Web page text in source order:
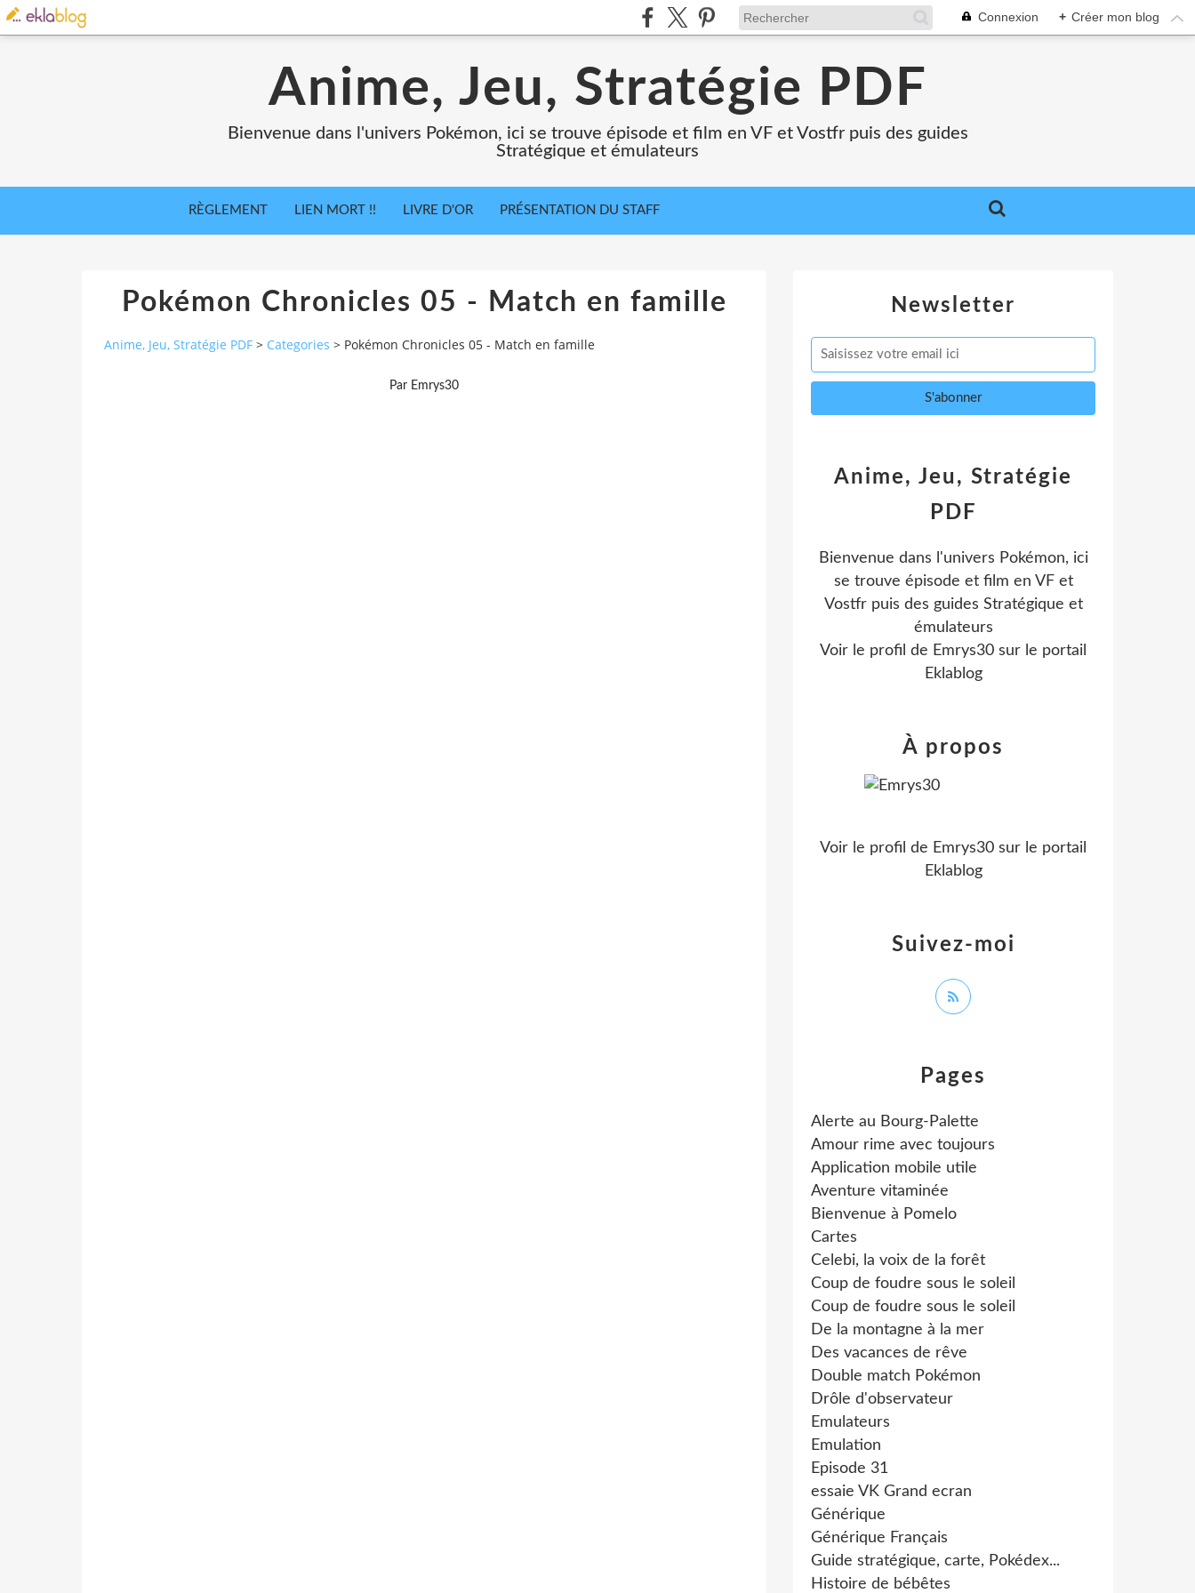
Connexion + Créer mon blog
Anime, Jeu, Stratégie PDF
Bienvenue dans l'univers Pokémon, ici se trouve épisode et film en VF et Vostfr puis des guides
Stratégique et émulateurs
RÈGLEMENT LIEN MORT !! LIVRE D'OR PRÉSENTATION DU STAFF
Pokémon Chronicles 05 - Match en famille
Anime, Jeu, Stratégie PDF > Categories > Pokémon Chronicles 05 - Match en famille
Par Emrys30
Newsletter
Pages
Alerte au Bourg-Palette
Amour rime avec toujours
Application mobile utile
Aventure vitaminée
Bienvenue à Pomelo
Cartes
Celebi, la voix de la forêt
Coup de foudre sous le soleil
Coup de foudre sous le soleil
De la montagne à la mer
Des vacances de rêve
Double match Pokémon
Drôle d'observateur
Emulateurs
Emulation
Episode 31
essaie VK Grand ecran
Générique
Générique Français
Guide stratégique, carte, Pokédex...
Histoire de bébêtes
Anime, Jeu, Stratégie
PDF
Bienvenue dans l'univers Pokémon, ici
se trouve épisode et film en VF et
Vostfr puis des guides Stratégique et
émulateurs
Voir le profil de Emrys30 sur le portail
Eklablog
Suivez-moi
À propos
Voir le profil de Emrys30 sur le portail
Eklablog